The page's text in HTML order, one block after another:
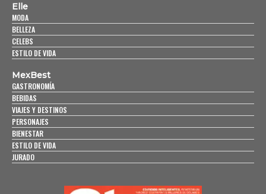
Elle
MODA
BELLEZA
CELEBS
ESTILO DE VIDA
MexBest
GASTRONOMÍA
BEBIDAS
VIAJES Y DESTINOS
PERSONAJES
BIENESTAR
ESTILO DE VIDA
JURADO